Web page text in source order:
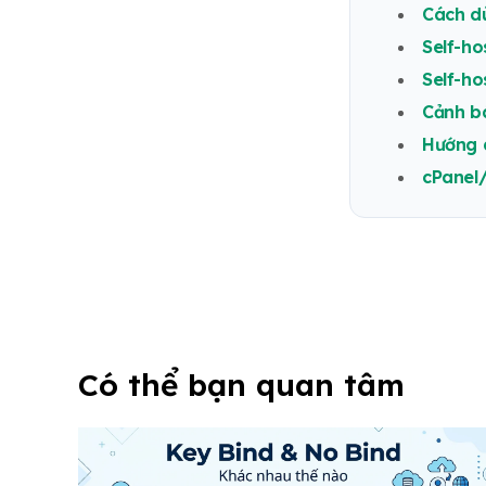
Cách
Self-
Self-
Cảnh
Hướng
Có thể bạn quan tâm